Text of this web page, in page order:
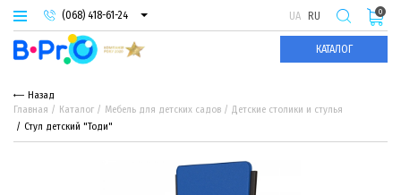
(068) 418-61-24
(093) 974-66-94
(095) 987-29-55
UA RU
КАТАЛОГ
0
Назад
Главная
Каталог Мебель для детских садов
Детские столики и стулья
Стул детский "Тоди"